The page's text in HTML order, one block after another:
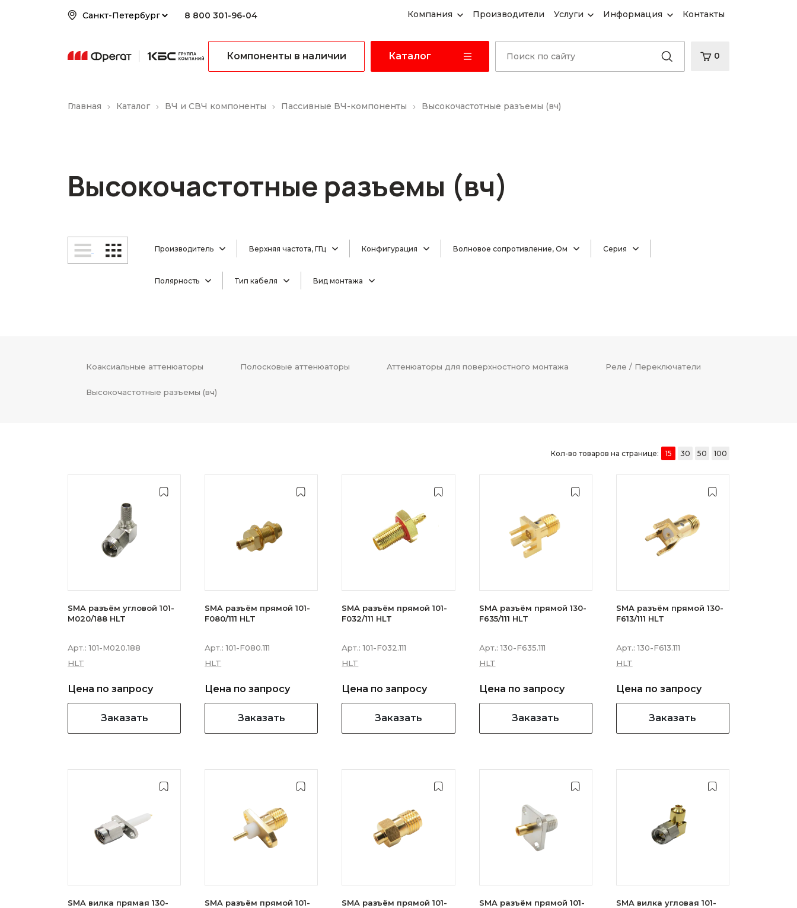
8 800 301-96-04 Компания Производители Услуги Информация Контакты
Компоненты в наличии Каталог 0
Главная Каталог ВЧ и СВЧ компоненты Пассивные ВЧ-компоненты Высокочастотные разъемы (вч)
Высокочастотные разъемы (вч)
Производитель Верхняя частота, ГГц Конфигурация Волновое сопротивление, Ом Серия
Полярность Тип кабеля Вид монтажа
Коаксиальные аттенюаторы Полосковые аттенюаторы Аттенюаторы для поверхностного монтажа Реле / Переключатели
Высокочастотные разъемы (вч)
Кол-во товаров на странице: 15 30 50 100
SMA разъём угловой 101-
M020/188 HLT
Арт.: 101-M020.188
HLT
Цена по запросу
Заказать
SMA разъём прямой 101-
F080/111 HLT
Арт.: 101-F080.111
HLT
Цена по запросу
Заказать
SMA разъём прямой 101-
F032/111 HLT
Арт.: 101-F032.111
HLT
Цена по запросу
Заказать
SMA разъём прямой 130-
F635/111 HLT
Арт.: 130-F635.111
HLT
Цена по запросу
Заказать
SMA разъём прямой 130-
F613/111 HLT
Арт.: 130-F613.111
HLT
Цена по запросу
Заказать
SMA вилка прямая 130-
SMA разъём прямой 101-
SMA разъём прямой 101-
SMA разъём прямой 101-
SMA вилка угловая 101-